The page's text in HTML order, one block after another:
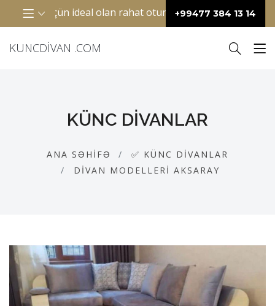
üçün ideal olan rahat oturacaq mebelidir. Adətən
+99477 384 13 14
KUNCDIVAN .COM
KÜNC DIVANLAR
ANA SƏHIFƏ
✅ KÜNC DIVANLAR
DIVAN MODELLERI AKSARAY